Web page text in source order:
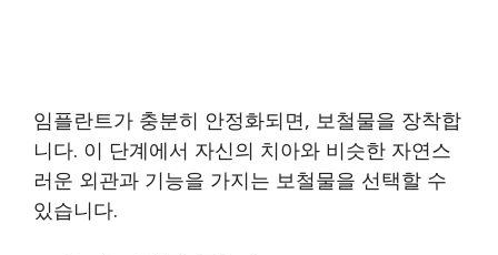
임플란트가 충분히 안정화되면, 보철물을 장착합
니다. 이 단계에서 자신의 치아와 비슷한 자연스
러운 외관과 기능을 가지는 보철물을 선택할 수
있습니다.